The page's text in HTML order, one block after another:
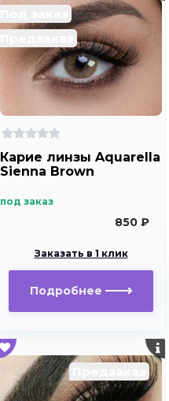
Карие линзы Aquarella
Sienna Brown
под заказ
850 ₽
Заказать в 1 клик
Подробнее